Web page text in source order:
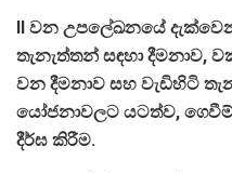
II වන උපලේඛනයේ
තැනැත්තන් සඳහා දීමනාව,
වන දීමනාව සහ වැඩිහිටි
යෝජනාවලට යටත්ව, ගෙවීම්
දීර්ඝ කිරීම.